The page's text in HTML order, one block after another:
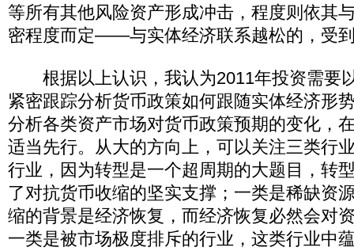
等所有其他风险资产形成冲击，程度则依其
密程度而定——与实体经济联系越松的，受
根据以上认识，我认为2011年投资需要
紧密跟踪分析货币政策如何跟随实体经济形
分析各类资产市场对货币政策预期的变化，
适当先行。从大的方向上，可以关注三类行
行业，因为转型是一个超周期的大题目，转
了对抗货币收缩的坚实支撑；一类是稀缺资
缩的背景是经济恢复，而经济恢复必然会对
一类是被市场极度排斥的行业，这类行业中